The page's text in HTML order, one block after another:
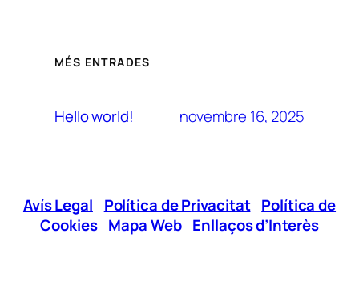
MÉS ENTRADES
Hello world! novembre 16, 2025
Avís Legal Política de Privacitat| Política de
Cookies| Mapa Web| Enllaços d’Interès